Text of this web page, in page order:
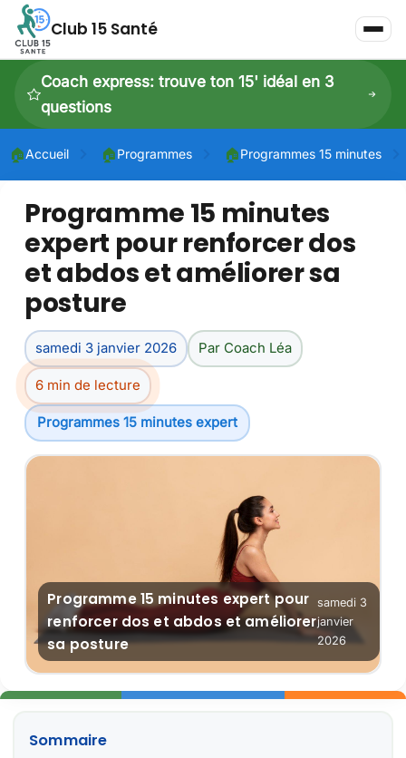
Club 15 Santé
Coach express: trouve ton 15' idéal en 3
questions
🏠Accueil 🏠Programmes 🏠Programmes 15 minutes
Programme 15 minutes
expert pour renforcer dos
et abdos et améliorer sa
posture
samedi 3 janvier 2026 Par Coach Léa
6 min de lecture
Programmes 15 minutes expert
Programme 15 minutes expert pour
renforcer dos et abdos et améliorer
sa posture
samedi 3
janvier
2026
Sommaire